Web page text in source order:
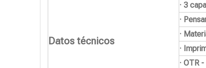
Datos técnicos
· 3
·
·
·
· OTR